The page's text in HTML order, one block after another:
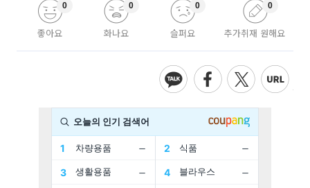
좋아요
0
화나요
0
슬퍼요
0
추가취재 원해요
0